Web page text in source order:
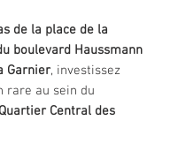
de la place de la
boulevard Haussmann
Garnier, investissez
rare au sein du
Quartier Central des